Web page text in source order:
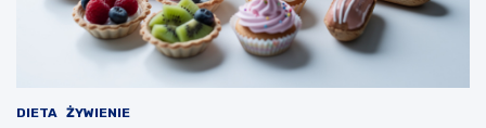
DIETA ŻYWIENIE